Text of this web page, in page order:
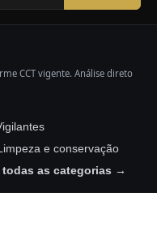
CCT vigente. Análise direto
e conservação
todas as categorias →